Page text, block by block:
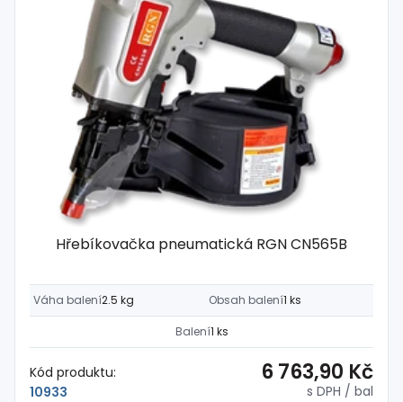
Hřebíkovačka pneumatická RGN CN565B
Váha balení2.5 kg Obsah balení1 ks
Balení1 ks
Kód produktu:
10933
6 763,90 Kč
s DPH / bal